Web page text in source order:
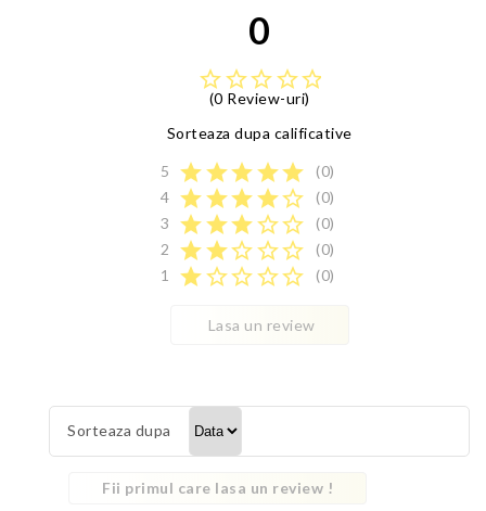
0
star_borderstar_borderstar_borderstar_borderstar_border
(0 Review-uri)
Sorteaza dupa calificative
5 starstarstarstarstar
(0)
4 starstarstarstarstar_border
(0)
3
starstarstarstar_borderstar_border
(0)
2
starstarstar_borderstar_borderstar_border
(0)
1
starstar_borderstar_borderstar_borderstar_border (0)
Lasa un review
Sorteaza dupa
Fii primul care lasa un review !